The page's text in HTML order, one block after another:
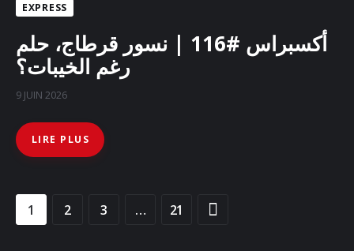
EXPRESS
أكسبراس #116 | نسور قرطاج، حلم
رغم الخيبات؟
9 JUIN 2026
LIRE PLUS
1 2 3 … 21
>